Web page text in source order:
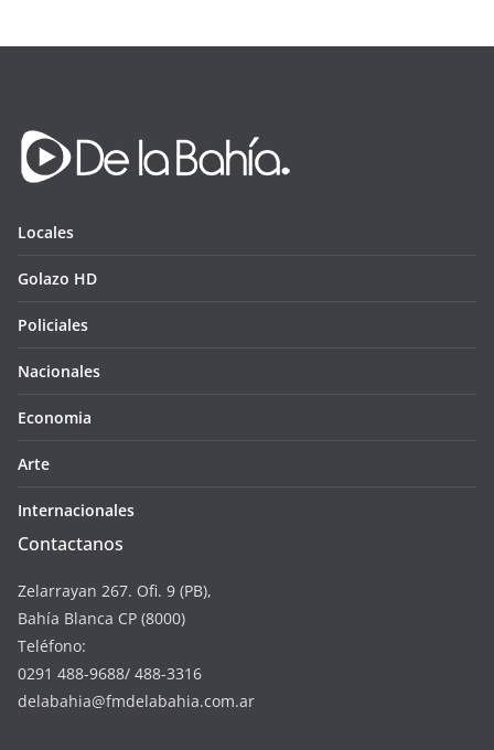
Locales
Golazo HD
Policiales
Nacionales
Economia
Arte
Internacionales
Contactanos
Zelarrayan 267. Ofi. 9 (PB),
Bahía Blanca CP (8000)
Teléfono:
0291 488-9688/ 488-3316
delabahia@fmdelabahia.com.ar